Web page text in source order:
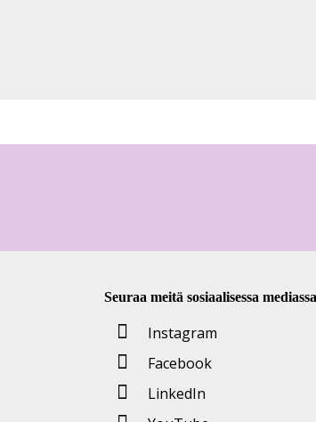
Seuraa meitä sosiaalisessa mediassa
Instagram
Facebook
LinkedIn